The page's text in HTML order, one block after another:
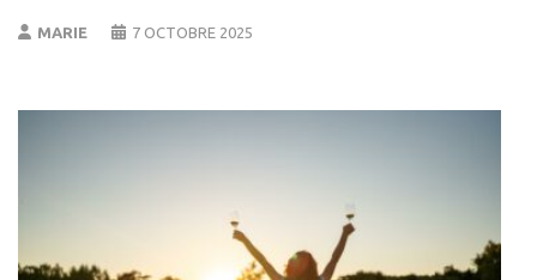
MARIE 7 OCTOBRE 2025